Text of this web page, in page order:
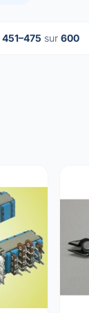
451–475 sur 600